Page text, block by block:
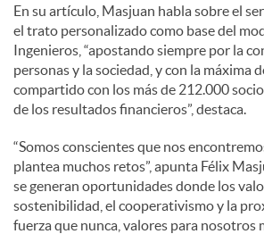
n
t
e
n
En su artículo, Masjuan habla sobre el
el trato personalizado como base del
Ingenieros, “apostando siempre por la
personas y la sociedad, y con la máxima
compartido con los más de 212.000
de los resultados financieros”, destaca.
“Somos conscientes que nos
plantea muchos retos”, apunta Félix
se generan oportunidades donde los
sostenibilidad, el cooperativismo y la
fuerza que nunca, valores para nosotros